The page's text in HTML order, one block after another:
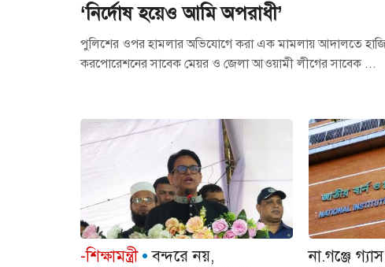
‘নির্দোষ হয়েও আমি অপরাধী’
পুলিশের ওপর হামলার অভিযোগে করা এক মামলায় আদালতে
করপোরেশনের সাবেক মেয়র ও জেলা আওয়ামী লীগের সাবেক ...
-শিক্ষামন্ত্রী
বন্দরে নয়,
না.গঞ্জে